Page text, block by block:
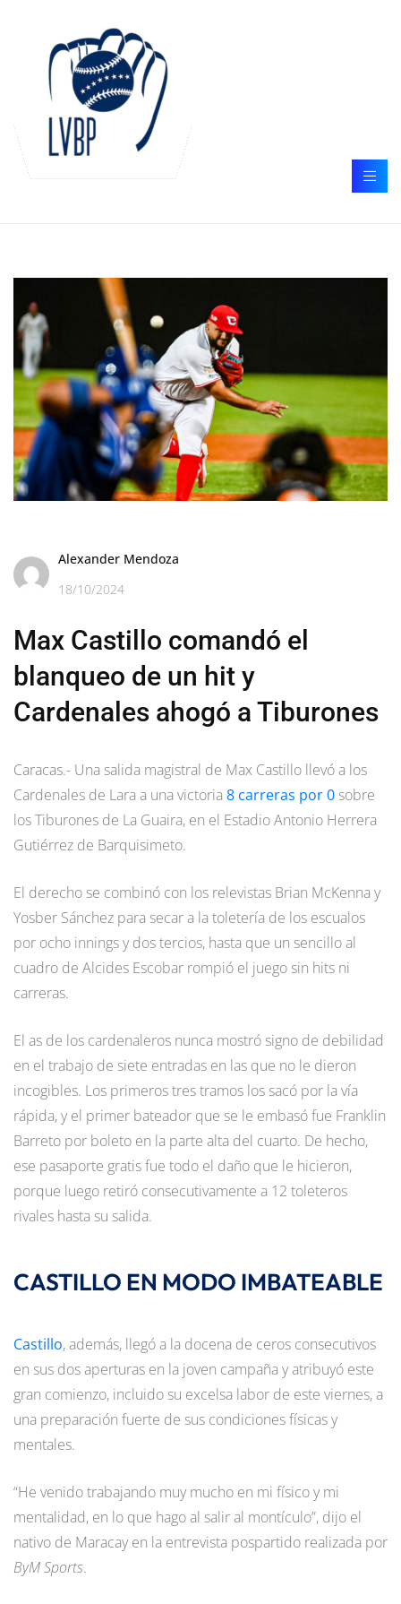
Alexander Mendoza
18/10/2024
Max Castillo comandó el
blanqueo de un hit y
Cardenales ahogó a Tiburones
Caracas.- Una salida magistral de Max Castillo llevó a los
Cardenales de Lara a una victoria8 carreras por 0 sobre
los Tiburones de La Guaira, en el Estadio Antonio Herrera
Gutiérrez de Barquisimeto.
El derecho se combinó con los relevistas Brian McKenna y
Yosber Sánchez para secar a la toletería de los escualos
por ocho innings y dos tercios, hasta que un sencillo al
cuadro de Alcides Escobar rompió el juego sin hits ni
carreras.
El as de los cardenaleros nunca mostró signo de debilidad
en el trabajo de siete entradas en las que no le dieron
incogibles. Los primeros tres tramos los sacó por la vía
rápida, y el primer bateador que se le embasó fue Franklin
Barreto por boleto en la parte alta del cuarto. De hecho,
ese pasaporte gratis fue todo el daño que le hicieron,
porque luego retiró consecutivamente a 12 toleteros
rivales hasta su salida.
CASTILLO EN MODO IMBATEABLE
Castillo, además, llegó a la docena de ceros consecutivos
en sus dos aperturas en la joven campaña y atribuyó este
gran comienzo, incluido su excelsa labor de este viernes, a
una preparación fuerte de sus condiciones físicas y
mentales.
“He venido trabajando muy mucho en mi físico y mi
mentalidad, en lo que hago al salir al montículo”, dijo el
nativo de Maracay en la entrevista pospartido realizada por
ByM Sports.